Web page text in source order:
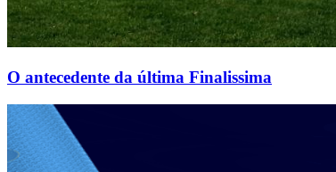
O antecedente da última Finalissima